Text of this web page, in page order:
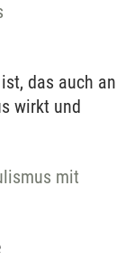
das auch an
wirkt und
mit